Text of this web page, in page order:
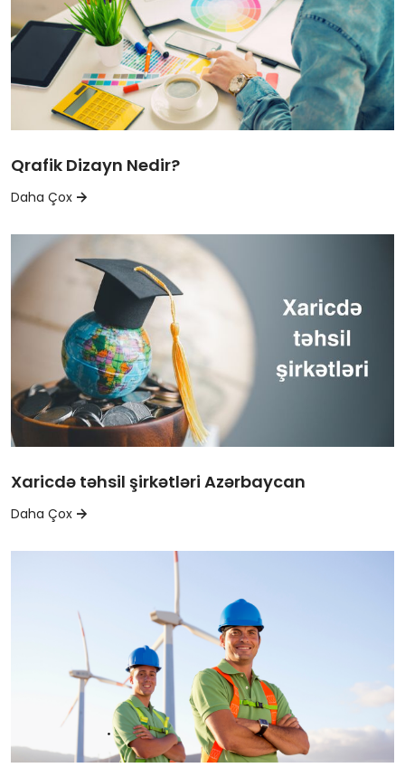
Qrafik Dizayn Nedir?
Daha Çox
Xaricdə təhsil şirkətləri Azərbaycan
Daha Çox